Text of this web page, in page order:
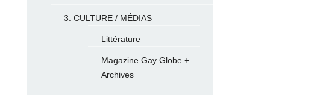
3. CULTURE / MÉDIAS
Littérature
Magazine Gay Globe +
Archives